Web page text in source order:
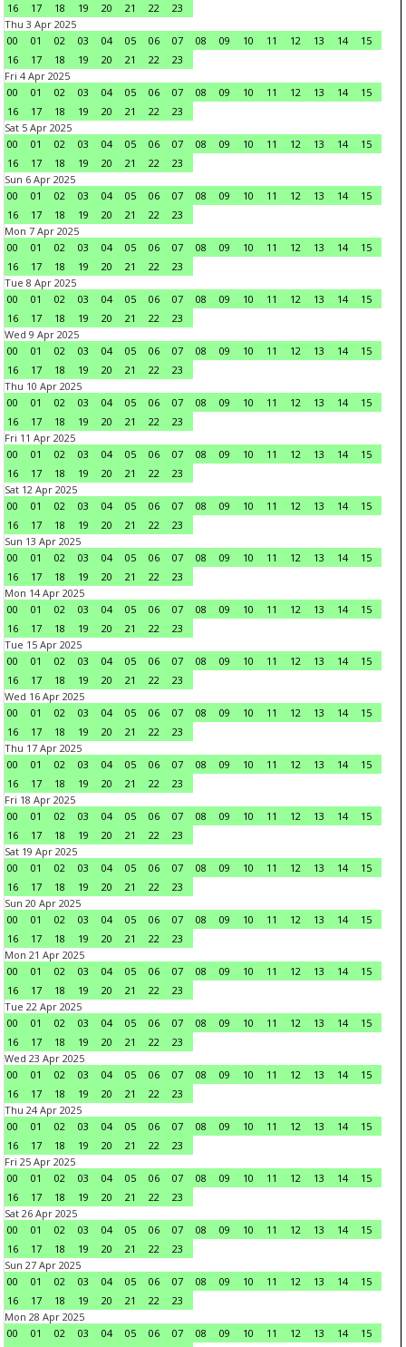
16
17 18 19 20 21 22
23
Thu 3 Apr 2025
00
01 02 03 04 05 06 07 08 09 10 11 12 13 14
15
16
17 18 19 20 21 22
23
Fri 4 Apr 2025
00
01 02 03 04 05 06 07 08 09 10 11 12 13 14
15
16
17 18 19 20 21 22
23
Sat 5 Apr 2025
00
01 02 03 04 05 06 07 08 09 10 11 12 13 14
15
16
17 18 19 20 21 22
23
Sun 6 Apr 2025
00
01 02 03 04 05 06 07 08 09 10 11 12 13 14
15
16
17 18 19 20 21 22
23
Mon 7 Apr 2025
00
01 02 03 04 05 06 07 08 09 10 11 12 13 14
15
16
17 18 19 20 21 22
23
Tue 8 Apr 2025
00
01 02 03 04 05 06 07 08 09 10 11 12 13 14
15
16
17 18 19 20 21 22
23
Wed 9 Apr 2025
00
01 02 03 04 05 06 07 08 09 10 11 12 13 14
15
16
17 18 19 20 21 22
23
Thu 10 Apr 2025
00
01 02 03 04 05 06 07 08 09 10 11 12 13 14
15
16
17 18 19 20 21 22
23
Fri 11 Apr 2025
00
01 02 03 04 05 06 07 08 09 10 11 12 13 14
15
16
17 18 19 20 21 22
23
Sat 12 Apr 2025
00
01 02 03 04 05 06 07 08 09 10 11 12 13 14
15
16
17 18 19 20 21 22
23
Sun 13 Apr 2025
00
01 02 03 04 05 06 07 08 09 10 11 12 13 14
15
16
17 18 19 20 21 22
23
Mon 14 Apr 2025
00
01 02 03 04 05 06 07 08 09 10 11 12 13 14
15
16
17 18 19 20 21 22
23
Tue 15 Apr 2025
00
01 02 03 04 05 06 07 08 09 10 11 12 13 14
15
16
17 18 19 20 21 22
23
Wed 16 Apr 2025
00
01 02 03 04 05 06 07 08 09 10 11 12 13 14
15
16
17 18 19 20 21 22
23
Thu 17 Apr 2025
00
01 02 03 04 05 06 07 08 09 10 11 12 13 14
15
16
17 18 19 20 21 22
23
Fri 18 Apr 2025
00
01 02 03 04 05 06 07 08 09 10 11 12 13 14
15
16
17 18 19 20 21 22
23
Sat 19 Apr 2025
00
01 02 03 04 05 06 07 08 09 10 11 12 13 14
15
16
17 18 19 20 21 22
23
Sun 20 Apr 2025
00
01 02 03 04 05 06 07 08 09 10 11 12 13 14
15
16
17 18 19 20 21 22
23
Mon 21 Apr 2025
00
01 02 03 04 05 06 07 08 09 10 11 12 13 14
15
16
17 18 19 20 21 22
23
Tue 22 Apr 2025
00
01 02 03 04 05 06 07 08 09 10 11 12 13 14
15
16
17 18 19 20 21 22
23
Wed 23 Apr 2025
00
01 02 03 04 05 06 07 08 09 10 11 12 13 14
15
16
17 18 19 20 21 22
23
Thu 24 Apr 2025
00
01 02 03 04 05 06 07 08 09 10 11 12 13 14
15
16
17 18 19 20 21 22
23
Fri 25 Apr 2025
00
01 02 03 04 05 06 07 08 09 10 11 12 13 14
15
16
17 18 19 20 21 22
23
Sat 26 Apr 2025
00
01 02 03 04 05 06 07 08 09 10 11 12 13 14
15
16
17 18 19 20 21 22
23
Sun 27 Apr 2025
00
01 02 03 04 05 06 07 08 09 10 11 12 13 14
15
16
17 18 19 20 21 22
23
Mon 28 Apr 2025
00
01 02 03 04 05 06 07 08 09 10 11 12 13 14
15